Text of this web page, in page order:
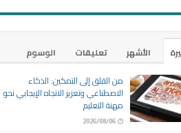
الأشهر تعليقات
الوسوم
من القلق إلى التمكين: الذكاء
الاصطناعي وتعزيز الاتجاه الإيجابي نحو
مهنة التعليم
2026/08/06